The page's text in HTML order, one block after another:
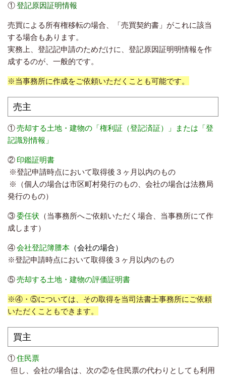
①登記原因証明情報
売買による所有権移転の場合、「売買契約書」がこれに該当
する場合もあります。
実務上、 登記記申請のためだけに、登記原因証明明情報を作
成するのが、一般的です。
※当事務所に作成をご依頼いただくことも可能です。
売主
①売却する土地・建物の「権利証（登記済証）」または「登
記識別情報」
② 印鑑証明書
※登記申請時点において取得後３ヶ月以内のもの
※（個人の場合は市区町村発行のもの、会社の場合は法務局
発行のもの）
③委任状 （当事務所へご依頼いただく場合、当事務所にて作
成します）
④会社登記簿謄本 （会社の場合）
※登記申請時点において取得後３ヶ月以内のもの
⑤売却する土地・建物の評価証明書
※④・⑤については、その取得を当司法書士事務所にご依頼
いただくこともできます。
買主
①住民票
但し、会社の場合は、次の②を住民票の代わりとしても利用